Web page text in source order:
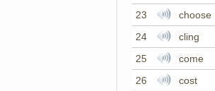
23
choose
24
cling
25
come
26
cost